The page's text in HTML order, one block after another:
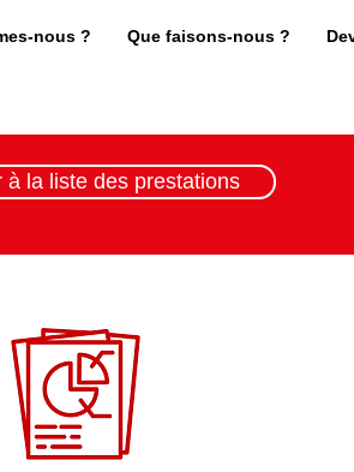
nous ? Que faisons-nous ?
à la liste des prestations